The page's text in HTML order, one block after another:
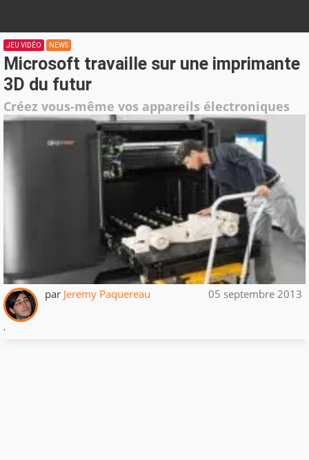
JEU VIDÉO NEWS
Microsoft travaille sur une imprimante
3D du futur
Créez vous-même vos appareils électroniques
par Jeremy Paquereau 05 septembre 2013
.